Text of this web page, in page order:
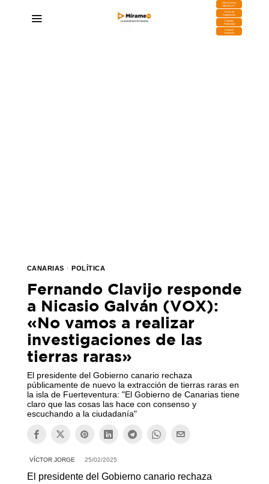
DESCARGA
MIRAPLAY
Buzón de
Sugerencias
Contratar
Publicidad
Contacto
Comercial
CANARIAS · POLÍTICA
Fernando Clavijo responde
a Nicasio Galván (VOX):
«No vamos a realizar
investigaciones de las
tierras raras»
El presidente del Gobierno canario rechaza
públicamente de nuevo la extracción de tierras raras en
la isla de Fuerteventura: "El Gobierno de Canarias tiene
claro que las cosas las hace con consenso y
escuchando a la ciudadanía"
VÍCTOR JORGE 25/02/2025
El presidente del Gobierno canario rechaza